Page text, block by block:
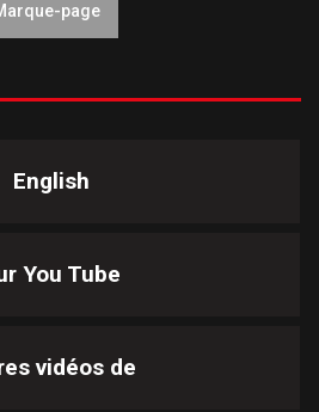
page
English
You Tube
vidéos de